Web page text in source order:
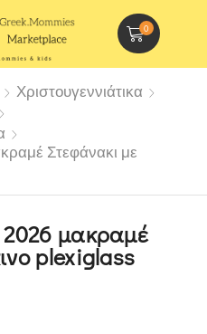
0
Χριστουγεννιάτικα
Στεφάνακι με
2026 μακραμέ
plexiglass